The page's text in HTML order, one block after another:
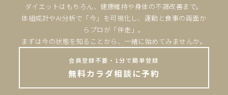
ダイエットはもちろん、健康維持や身体の不調改善まで。
体組成計やAI分析で「今」を可視化し、運動と食事の両面か
らプロが「伴走」。
まずは今の状態を知ることから、一緒に始めてみませんか。
会員登録不要・1分で簡単登録
無料カラダ相談に予約